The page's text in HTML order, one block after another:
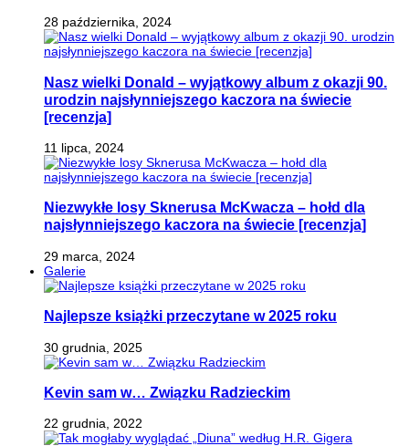
28 października, 2024
Nasz wielki Donald – wyjątkowy album z okazji 90.
urodzin najsłynniejszego kaczora na świecie
[recenzja]
11 lipca, 2024
Niezwykłe losy Sknerusa McKwacza – hołd dla
najsłynniejszego kaczora na świecie [recenzja]
29 marca, 2024
Galerie
Najlepsze książki przeczytane w 2025 roku
30 grudnia, 2025
Kevin sam w… Związku Radzieckim
22 grudnia, 2022